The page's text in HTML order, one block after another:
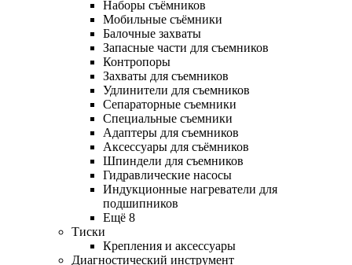
Наборы съёмников
Мобильные съёмники
Балочные захваты
Запасные части для съемников
Контропоры
Захваты для съемников
Удлинители для съемников
Сепараторные съемники
Специальные съемники
Адаптеры для съемников
Аксессуары для съёмников
Шпиндели для съемников
Гидравлические насосы
Индукционные нагреватели для
подшипников
Ещё 8
Тиски
Крепления и аксессуары
Диагностический инструмент